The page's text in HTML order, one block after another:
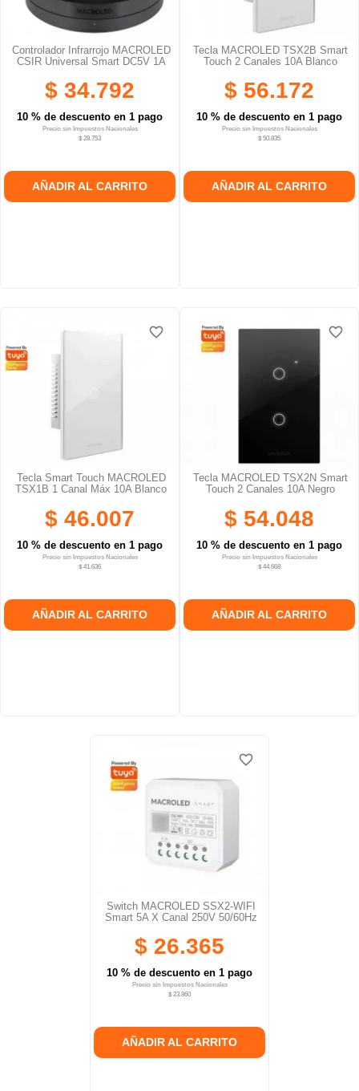
Controlador Infrarrojo MACROLED
CSIR Universal Smart DC5V 1A
$ 34.792
10 % de descuento en 1 pago
Precio sin Impuestos Nacionales
$ 28.753
AÑADIR AL CARRITO
Tecla MACROLED TSX2B Smart
Touch 2 Canales 10A Blanco
$ 56.172
10 % de descuento en 1 pago
Precio sin Impuestos Nacionales
$ 50.835
AÑADIR AL CARRITO
Tecla Smart Touch MACROLED
TSX1B 1 Canal Máx 10A Blanco
$ 46.007
10 % de descuento en 1 pago
Precio sin Impuestos Nacionales
$ 41.636
AÑADIR AL CARRITO
favorite_border
favorite_border
favorite_border
Tecla MACROLED TSX2N Smart
Touch 2 Canales 10A Negro
$ 54.048
10 % de descuento en 1 pago
Precio sin Impuestos Nacionales
$ 44.668
AÑADIR AL CARRITO
favorite_border
favorite_border
favorite_border
Switch MACROLED SSX2-WIFI
Smart 5A X Canal 250V 50/60Hz
$ 26.365
10 % de descuento en 1 pago
Precio sin Impuestos Nacionales
$ 23.860
AÑADIR AL CARRITO
favorite_border